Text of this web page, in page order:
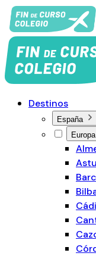
Destinos
España
Europa